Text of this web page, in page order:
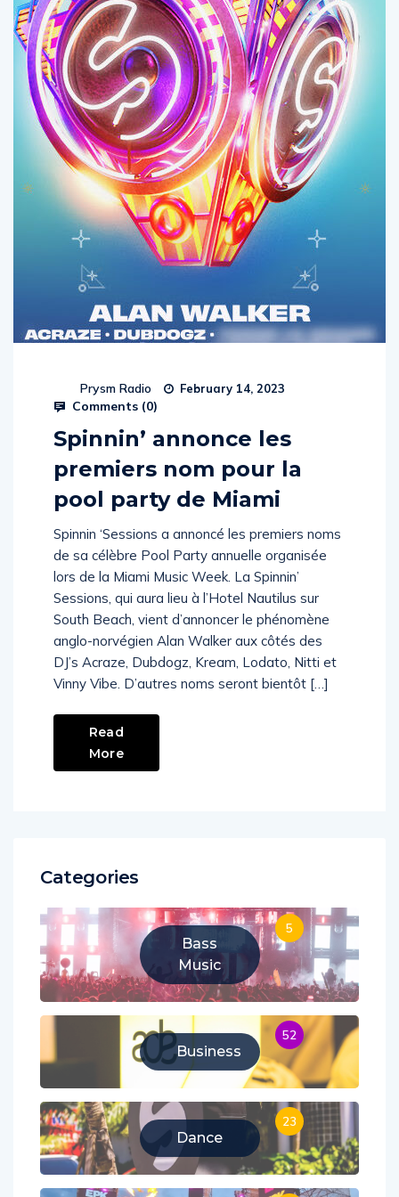
Prysm Radio February 14, 2023
Comments (0)
Spinnin’ annonce les
premiers nom pour la
pool party de Miami
Spinnin ‘Sessions a annoncé les premiers noms
de sa célèbre Pool Party annuelle organisée
lors de la Miami Music Week. La Spinnin’
Sessions, qui aura lieu à l’Hotel Nautilus sur
South Beach, vient d’annoncer le phénomène
anglo-norvégien Alan Walker aux côtés des
DJ’s Acraze, Dubdogz, Kream, Lodato, Nitti et
Vinny Vibe. D’autres noms seront bientôt […]
Read
More
Categories
Bass
Music
5
Business
52
Dance
23